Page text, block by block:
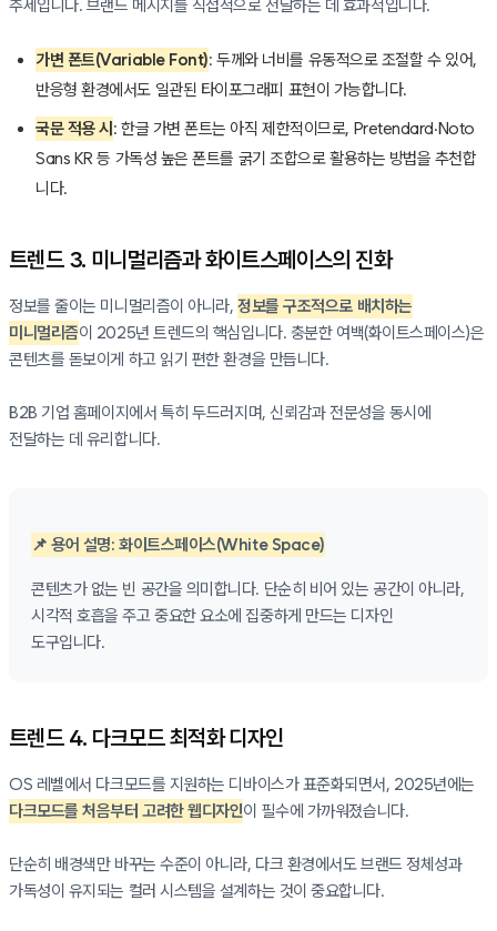
추세입니다. 브랜드 메시지를 직접적으로 전달하는 데 효과적입니다.
가변 폰트(Variable Font): 두께와 너비를 유동적으로 조절할 수 있어,
반응형 환경에서도 일관된 타이포그래피 표현이 가능합니다.
국문 적용 시 : 한글 가변 폰트는 아직 제한적이므로, Pretendard·Noto
Sans KR 등 가독성 높은 폰트를 굵기 조합으로 활용하는 방법을 추천합
니다.
트렌드 3. 미니멀리즘과 화이트스페이스의 진화
정보를 줄이는 미니멀리즘이 아니라,정보를 구조적으로 배치하는
미니멀리즘이 2025년 트렌드의 핵심입니다. 충분한 여백(화이트스페이스)은
콘텐츠를 돋보이게 하고 읽기 편한 환경을 만듭니다.
B2B 기업 홈페이지에서 특히 두드러지며, 신뢰감과 전문성을 동시에
전달하는 데 유리합니다.
📌 용어 설명: 화이트스페이스(White Space)
콘텐츠가 없는 빈 공간을 의미합니다. 단순히 비어 있는 공간이 아니라,
시각적 호흡을 주고 중요한 요소에 집중하게 만드는 디자인
도구입니다.
트렌드 4. 다크모드 최적화 디자인
OS 레벨에서 다크모드를 지원하는 디바이스가 표준화되면서, 2025년에는
다크모드를 처음부터 고려한 웹디자인이 필수에 가까워졌습니다.
단순히 배경색만 바꾸는 수준이 아니라, 다크 환경에서도 브랜드 정체성과
가독성이 유지되는 컬러 시스템을 설계하는 것이 중요합니다.